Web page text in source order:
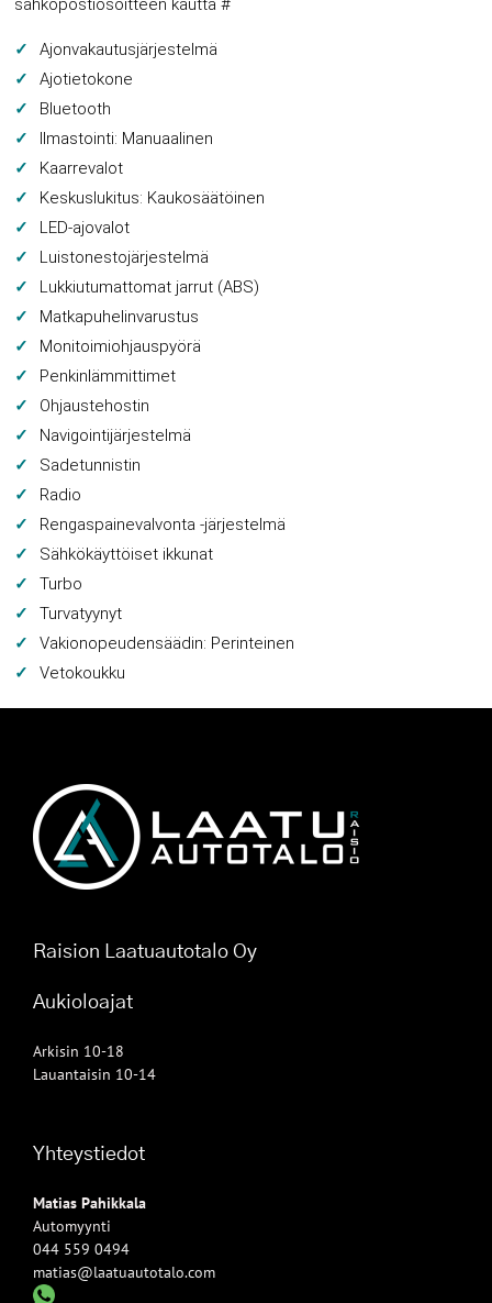
sähköpostiosoitteen kautta #
Ajonvakautusjärjestelmä
Ajotietokone
Bluetooth
Ilmastointi: Manuaalinen
Kaarrevalot
Keskuslukitus: Kaukosäätöinen
LED-ajovalot
Luistonestojärjestelmä
Lukkiutumattomat jarrut (ABS)
Matkapuhelinvarustus
Monitoimiohjauspyörä
Penkinlämmittimet
Ohjaustehostin
Navigointijärjestelmä
Sadetunnistin
Radio
Rengaspainevalvonta -järjestelmä
Sähkökäyttöiset ikkunat
Turbo
Turvatyynyt
Vakionopeudensäädin: Perinteinen
Vetokoukku
Raision Laatuautotalo Oy
Aukioloajat
Arkisin 10-18
Lauantaisin 10-14
Yhteystiedot
Matias Pahikkala
Automyynti
044 559 0494
matias@laatuautotalo.com